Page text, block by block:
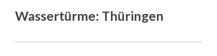
Wassertürme: Thüringen